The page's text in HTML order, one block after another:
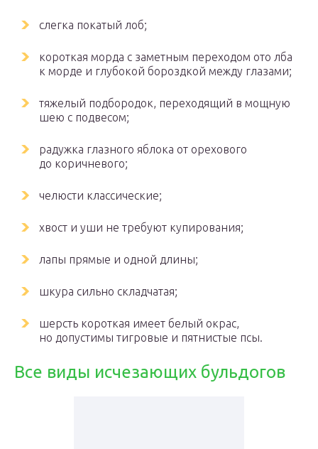
слегка покатый лоб;
короткая морда с заметным переходом ото лба
к морде и глубокой бороздкой между глазами;
тяжелый подбородок, переходящий в мощную
шею с подвесом;
радужка глазного яблока от орехового
до коричневого;
челюсти классические;
хвост и уши не требуют купирования;
лапы прямые и одной длины;
шкура сильно складчатая;
шерсть короткая имеет белый окрас,
но допустимы тигровые и пятнистые псы.
Все виды исчезающих бульдогов